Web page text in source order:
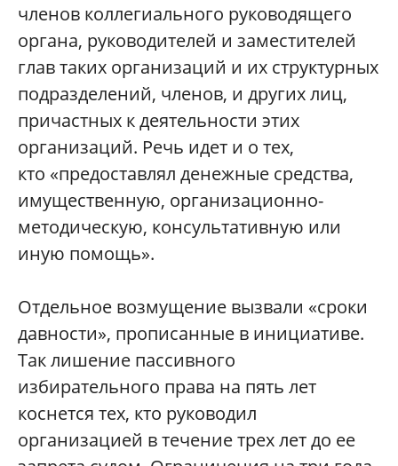
членов коллегиального руководящего
органа, руководителей и заместителей
глав таких организаций и их структурных
подразделений, членов, и других лиц,
причастных к деятельности этих
организаций. Речь идет и о тех,
кто «предоставлял денежные средства,
имущественную, организационно-
методическую, консультативную или
иную помощь».
Отдельное возмущение вызвали «сроки
давности», прописанные в инициативе.
Так лишение пассивного
избирательного права на пять лет
коснется тех, кто руководил
организацией в течение трех лет до ее